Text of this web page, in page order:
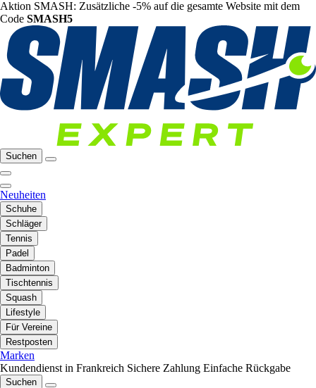
Aktion SMASH: Zusätzliche -5% auf die gesamte Website mit dem
Code SMASH5
Suchen
Neuheiten
Schuhe
Schläger
Tennis
Padel
Badminton
Tischtennis
Squash
Lifestyle
Für Vereine
Restposten
Marken
Kundendienst in Frankreich Sichere Zahlung Einfache Rückgabe
Suchen